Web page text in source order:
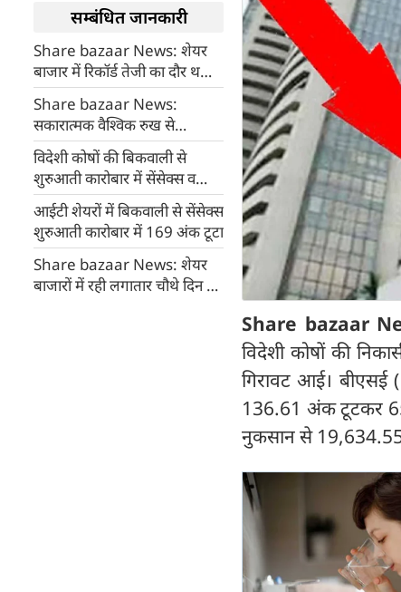
सम्बंधित जानकारी
Share bazaar News: शेयर
बाजार में रिकॉर्ड तेजी का दौर थमा,
सेंसेक्स व निफ्टी में रही गिरावट
Share bazaar News:
सकारात्मक वैश्विक रुख से
शुरुआती कारोबार में शेयर बाजारों
में रही तेजी
विदेशी कोषों की बिकवाली से
शुरुआती कारोबार में सेंसेक्स व
निफ्टी में रही गिरावट
आईटी शेयरों में बिकवाली से सेंसेक्स
शुरुआती कारोबार में 169 अंक टूटा
Share bazaar News: शेयर
बाजारों में रही लगातार चौथे दिन भी
Share bazaar
विदेशी कोषों की
गिरावट आई।
136.61 अंक टूटकर
नुकसान से 19,634.55